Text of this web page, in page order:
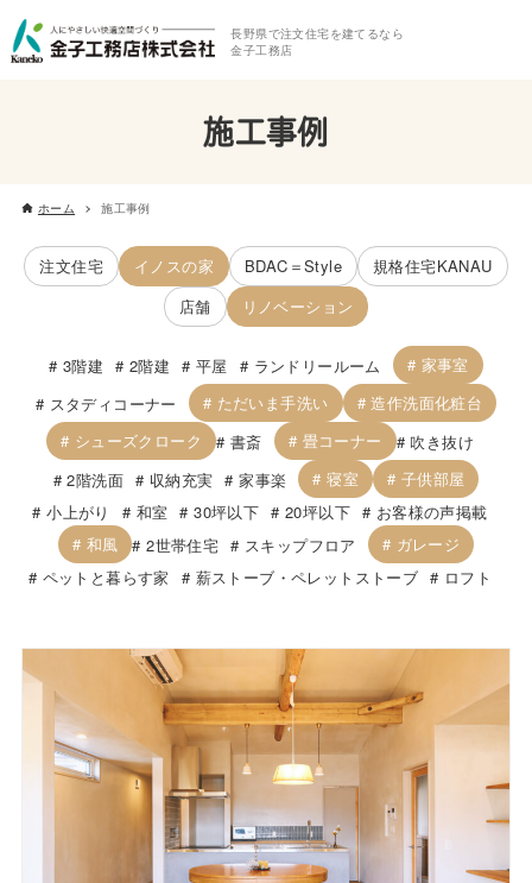
長野県で注文住宅を建てるなら
金子工務店
施工事例
ホーム 施工事例
注文住宅 イノスの家 BDAC＝Style
規格住宅KANAU
店舗
リノベーション
3階建 2階建 平屋 ランドリールーム
家事室
スタディコーナー
ただいま手洗い
造作洗面化粧台
シューズクローク
書斎 畳コーナー
吹き抜け
2階洗面
収納充実 家事楽 寝室
子供部屋
小上がり
和室 30坪以下 20坪以下
お客様の声掲載
和風
2世帯住宅 スキップフロア
ガレージ
ペットと暮らす家
薪ストーブ・ペレットストーブ ロフト